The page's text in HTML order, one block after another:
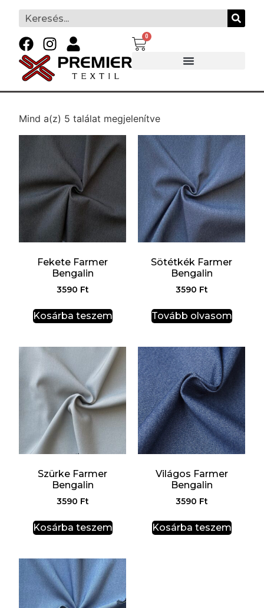
0
Mind a(z) 5 találat megjelenítve
Fekete Farmer
Bengalin
3590 Ft
Kosárba teszem
Sötétkék Farmer
Bengalin
3590 Ft
Tovább olvasom
Szürke Farmer
Bengalin
3590 Ft
Kosárba teszem
Világos Farmer
Bengalin
3590 Ft
Kosárba teszem